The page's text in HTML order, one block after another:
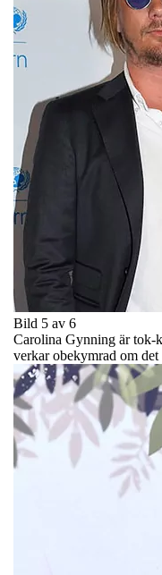
Bild 5 av 6
Carolina Gynning är tok-
verkar obekymrad om det